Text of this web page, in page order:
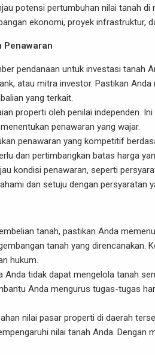
potensi pertumbuhan nilai tanah
ekonomi, proyek infrastruktur,
Penawaran
pendanaan untuk investasi tanah
atau mitra investor. Pastikan
yang terkait.
properti oleh penilai independen.
penawaran yang wajar.
penawaran yang kompetitif
dan pertimbangkan batas harga
kondisi penawaran, seperti
dan setuju dengan persyaratan
tanah, pastikan Anda
tanah yang
hukum.
Anda tidak dapat mengelola tanah
Anda mengurus tugas-tugas
nilai pasar properti di daerah
nilai tanah Anda. Dengan